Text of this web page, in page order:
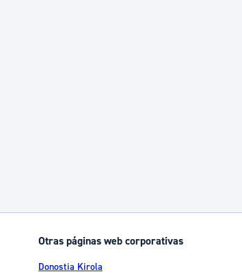
Otras páginas web corporativas
Donostia Kirola